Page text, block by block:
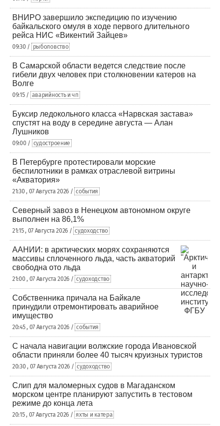
ВНИРО завершило экспедицию по изучению
байкальского омуля в ходе первого длительного
рейса НИС «Викентий Зайцев»
09:30 / рыболовство
В Самарской области ведется следствие после
гибели двух человек при столкновении катеров на
Волге
09:15 / аварийность и чп
Буксир ледокольного класса «Нарвская застава»
спустят на воду в середине августа — Алан
Лушников
09:00 / судостроение
В Петербурге протестировали морские
беспилотники в рамках отраслевой витрины
«Акватория»
21:30 , 07 Августа 2026 / события
Северный завоз в Ненецком автономном округе
выполнен на 86,1%
21:15 , 07 Августа 2026 / судоходство
ААНИИ: в арктических морях сохраняются
массивы сплоченного льда, часть акваторий
свободна ото льда
21:00 , 07 Августа 2026 / судоходство
Собственника причала на Байкале
принудили отремонтировать аварийное
имущество
20:45 , 07 Августа 2026 / события
С начала навигации волжские города Ивановской
области приняли более 40 тысяч круизных туристов
20:30 , 07 Августа 2026 / судоходство
Слип для маломерных судов в Магаданском
морском центре планируют запустить в тестовом
режиме до конца лета
20:15 , 07 Августа 2026 / яхты и катера